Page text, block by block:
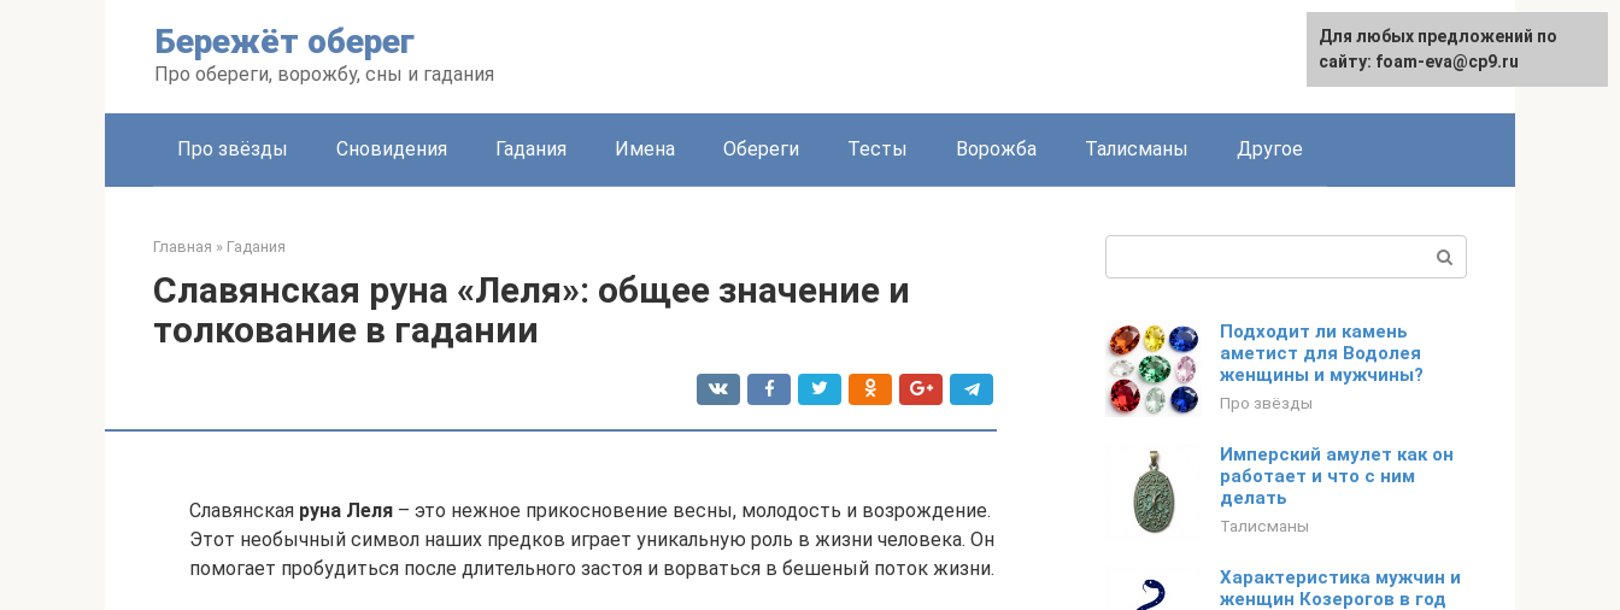
Бережёт оберег
Про обереги, ворожбу, сны и гадания
Про звёзды Сновидения Гадания Имена Обереги Тесты Ворожба Талисманы Другое
Главная » Гадания
Славянская руна «Леля»: общее значение и
толкование в гадании
Славянская руна Леля – это нежное прикосновение весны, молодость и возрождение.
Этот необычный символ наших предков играет уникальную роль в жизни человека. Он
помогает пробудиться после длительного застоя и ворваться в бешеный поток жизни.
Подходит ли камень
аметист для Водолея
женщины и мужчины?
Про звёзды
Имперский амулет как он
работает и что с ним
делать
Талисманы
Характеристика мужчин и
женщин Козерогов в год
Для любых предложений по
сайту: foam-eva@cp9.ru